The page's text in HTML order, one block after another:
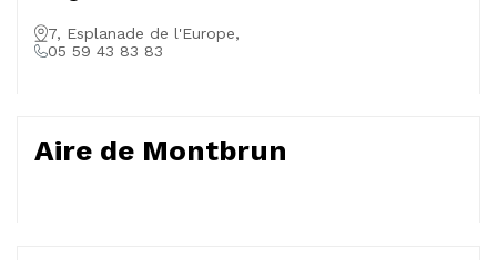
7, Esplanade de l'Europe,
05 59 43 83 83
Aire de Montbrun